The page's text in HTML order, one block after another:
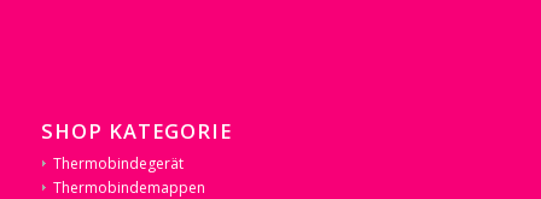
SHOP KATEGORIE
Thermobindegerät
Thermobindemappen